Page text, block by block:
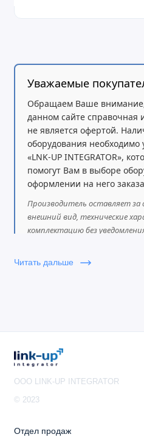
доступа к медиа.
LCD-дисплей 132*48
Большая телефонная
и история вызовов (до
Встроенная функция
устройства и
GXP1615)
Особенности
Телефонная книга на
История вызовов на
Уважаемые
Обращаем Ваше
данном сайте справочная
не является офертой.
оборудования
«LNK-UP INTEGRATOR»,
помогут Вам в выборе
оформлении на него
Производитель оставляет за
внешний вид, технические
комплектацию без
Читать дальше
OOO LINK-UP INTEGRATOR
© 2023
Отдел продаж